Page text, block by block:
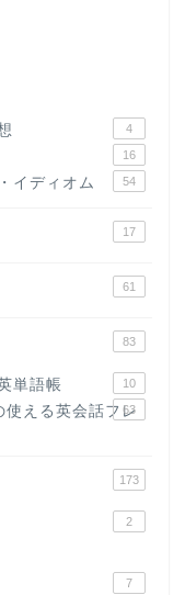
4
16
イディオム 54
17
61
83
単語帳 10
える英会話フレ
63
173
2
7